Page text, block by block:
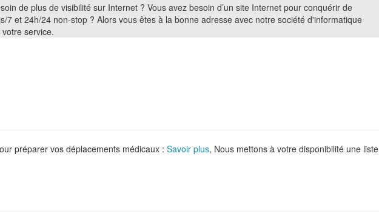
de plus de visibilité sur Internet ? Vous avez besoin d’un site Internet pour conquérir de
et 24h/24 non-stop ? Alors vous êtes à la bonne adresse avec notre société d'informatique
service.
préparer vos déplacements médicaux : Savoir plus, Nous mettons à votre disponibilité une liste